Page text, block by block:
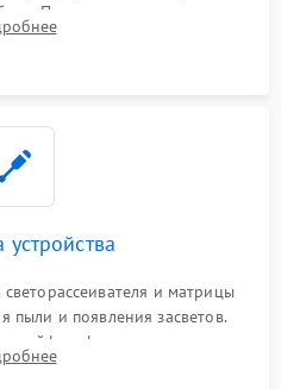
При поломке подсветки —
выгоревших светодиодов.
и матрицы
пыли и появления засветов.
фиксация плат и
корпуса монитора.